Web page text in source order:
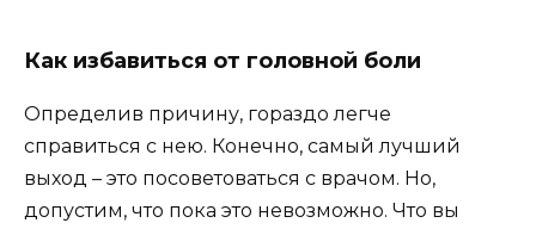
Как избавиться от головной боли
Определив причину, гораздо легче
справиться с нею. Конечно, самый лучший
выход – это посоветоваться с врачом. Но,
допустим, что пока это невозможно. Что вы